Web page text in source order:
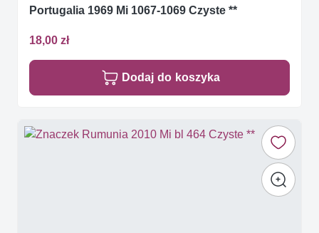
Portugalia 1969 Mi 1067-1069 Czyste **
18,00 zł
Dodaj do koszyka